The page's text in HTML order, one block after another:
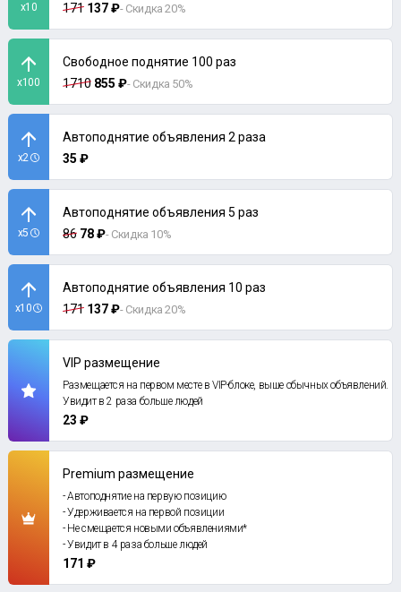
x10
171 137 ₽- Скидка 20%
x100
Свободное поднятие 100 раз
1710 855 ₽- Скидка 50%
x2
Автоподнятие объявления 2 раза
35 ₽
x5
Автоподнятие объявления 5 раз
86 78 ₽- Скидка 10%
x10
Автоподнятие объявления 10 раз
171 137 ₽- Скидка 20%
VIP размещение
Размещается на первом месте в VIP-блоке, выше обычных объявлений.
Увидит в 2 раза больше людей
23 ₽
Premium размещение
- Автоподнятие на первую позицию
- Удерживается на первой позиции
- Не смещается новыми объявлениями*
- Увидит в 4 раза больше людей
171 ₽